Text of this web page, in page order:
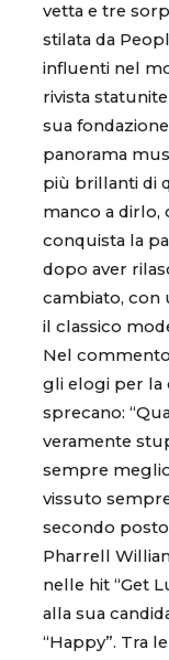
vetta e tre
stilata da
influenti nel
rivista
sua
panorama
più brillanti di
manco a dirlo,
conquista la
dopo aver
cambiato, con
il classico
Nel
gli elogi per la
sprecano:
veramente
sempre
vissuto
secondo
Pharrell
nelle hit “Get
alla sua
“Happy”. Tra